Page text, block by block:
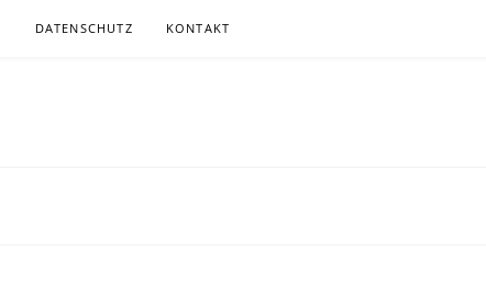
DATENSCHUTZ KONTAKT